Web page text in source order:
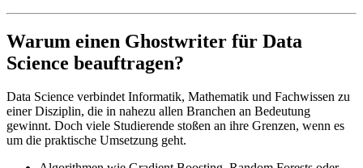
Warum einen Ghostwriter für Data
Science beauftragen?
Data Science verbindet Informatik, Mathematik und Fachwissen zu
einer Disziplin, die in nahezu allen Branchen an Bedeutung
gewinnt. Doch viele Studierende stoßen an ihre Grenzen, wenn es
um die praktische Umsetzung geht.